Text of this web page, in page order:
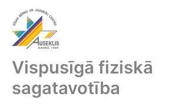
content
Vispusīgā fiziskā
sagatavotība